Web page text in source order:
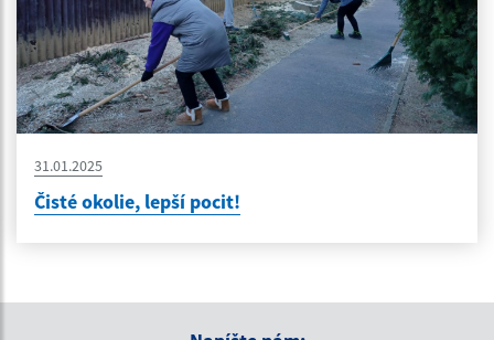
31.01.2025
Čisté okolie, lepší pocit!